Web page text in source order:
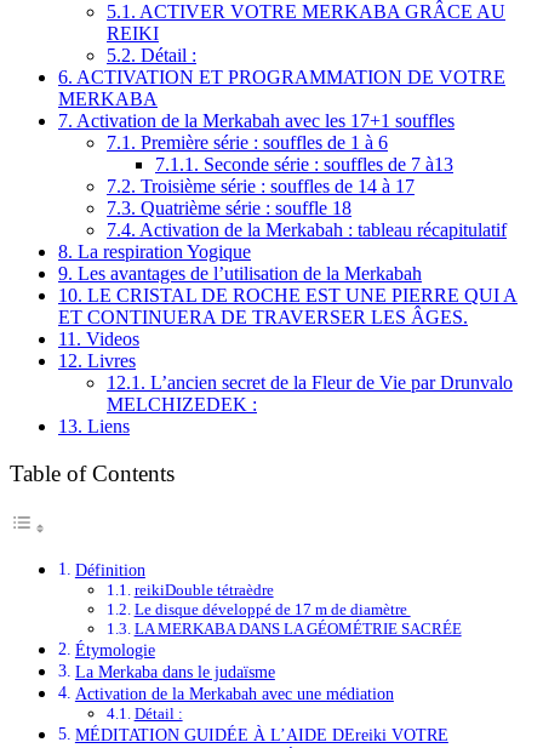
5.1. ACTIVER VOTRE MERKABA GRÂCE AU
REIKI
5.2. Détail :
6. ACTIVATION ET PROGRAMMATION DE VOTRE
MERKABA
7. Activation de la Merkabah avec les 17+1 souffles
7.1. Première série : souffles de 1 à 6
7.1.1. Seconde série : souffles de 7 à13
7.2. Troisième série : souffles de 14 à 17
7.3. Quatrième série : souffle 18
7.4. Activation de la Merkabah : tableau récapitulatif
8. La respiration Yogique
9. Les avantages de l’utilisation de la Merkabah
10. LE CRISTAL DE ROCHE EST UNE PIERRE QUI A
ET CONTINUERA DE TRAVERSER LES ÂGES.
11. Videos
12. Livres
12.1. L’ancien secret de la Fleur de Vie par Drunvalo
MELCHIZEDEK :
13. Liens
Table of Contents
Définition
reikiDouble tétraèdre
Le disque développé de 17 m de diamètre
LA MERKABA DANS LA GÉOMÉTRIE SACRÉE
Étymologie
La Merkaba dans le judaïsme
Activation de la Merkabah avec une médiation
Détail :
MÉDITATION GUIDÉE À L’AIDE DEreiki VOTRE